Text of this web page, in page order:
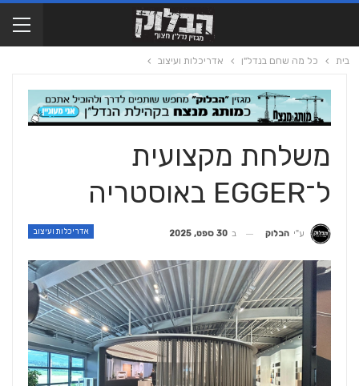
בית כל מה שחם בנדל"ן אדריכלות ועיצוב
משלחת מקצועית
ל־EGGER באוסטריה
אדריכלות ועיצוב ע"י הבלוק ב 30 ספט, 2025